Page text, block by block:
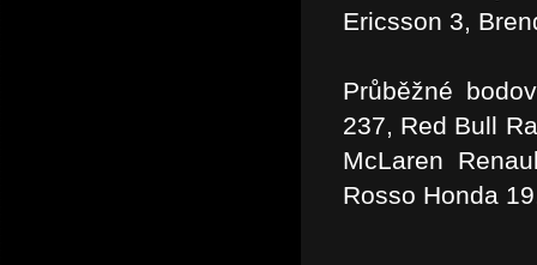
Ericsson 3,
Průběžné
237, Red Bull
McLaren
Rosso Honda